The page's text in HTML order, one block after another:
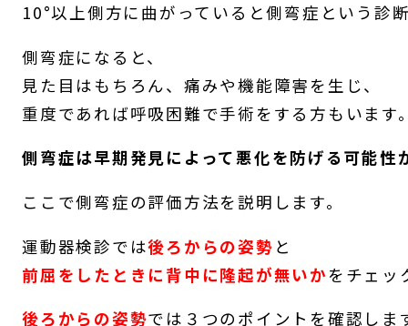
10°以上側方に曲がっていると側弯症という診
側弯症になると、
見た目はもちろん、痛みや機能障害を生じ、
重度であれば呼吸困難で手術をする方もいます
側弯症は早期発見によって悪化を防げる可能性
ここで側弯症の評価方法を説明します。
運動器検診では後ろからの姿勢 と
前屈をしたときに背中に隆起が無いか をチェッ
後ろからの姿勢では３つのポイントを確認しま